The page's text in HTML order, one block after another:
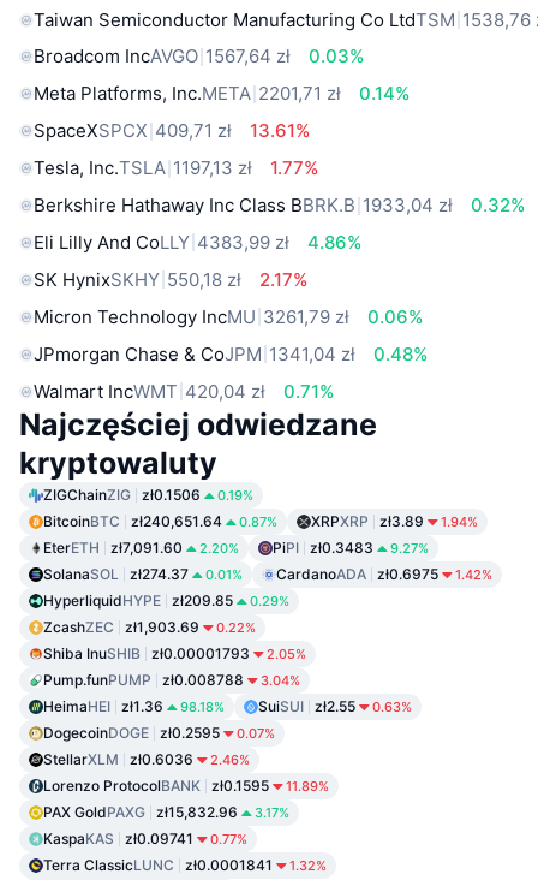
Taiwan Semiconductor Manufacturing Co LtdTSM 1538,76
Broadcom IncAVGO 1567,64 zł
0.03%
Meta Platforms, Inc.META 2201,71 zł
0.14%
SpaceXSPCX 409,71 zł
13.61%
Tesla, Inc.TSLA 1197,13 zł
1.77%
Berkshire Hathaway Inc Class BBRK.B 1933,04 zł
0.32%
Eli Lilly And CoLLY 4383,99 zł
4.86%
SK HynixSKHY 550,18 zł
2.17%
Micron Technology IncMU 3261,79 zł
0.06%
JPmorgan Chase & CoJPM 1341,04 zł
0.48%
Walmart IncWMT 420,04 zł 0.71%
Najczęściej odwiedzane
kryptowaluty
ZIGChainZIG zł0.1506 0.19%
BitcoinBTC zł240,651.64 0.87% XRPXRP zł3.89 1.94%
EterETH zł7,091.60 2.20% PiPI zł0.3483 9.27%
SolanaSOL zł274.37 0.01% CardanoADA zł0.6975 1.42%
HyperliquidHYPE zł209.85 0.29%
ZcashZEC zł1,903.69 0.22%
Shiba InuSHIB zł0.00001793 2.05%
Pump.funPUMP zł0.008788 3.04%
HeimaHEI zł1.36 98.18% SuiSUI zł2.55 0.63%
DogecoinDOGE zł0.2595 0.07%
StellarXLM zł0.6036 2.46%
Lorenzo ProtocolBANK zł0.1595 11.89%
PAX GoldPAXG zł15,832.96 3.17%
KaspaKAS zł0.09741 0.77%
Terra ClassicLUNC zł0.0001841 1.32%